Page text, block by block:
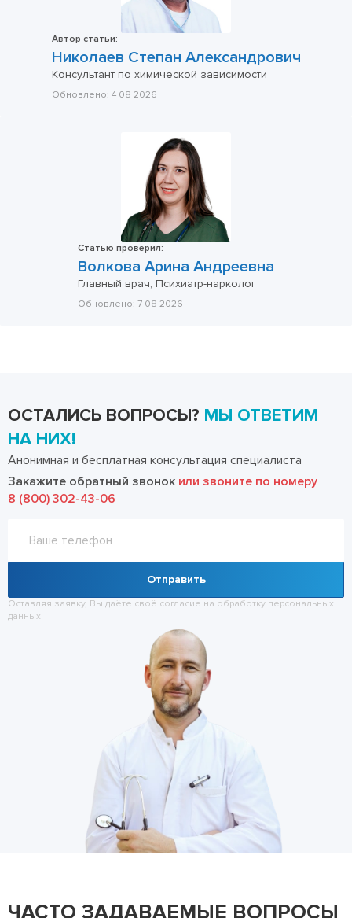
Автор статьи:
Николаев Степан Александрович
Консультант по химической зависимости
Обновлено: 4 08 2026
Статью проверил:
Волкова Арина Андреевна
Главный врач, Психиатр-нарколог
Обновлено: 7 08 2026
ОСТАЛИСЬ ВОПРОСЫ? МЫ ОТВЕТИМ
НА НИХ!
Анонимная и бесплатная консультация специалиста
Закажите обратный звонок или звоните по номеру
8 (800) 302-43-06
Отправить
Оставляя заявку, Вы даёте своё согласие на обработку персональных
данных
ЧАСТО ЗАДАВАЕМЫЕ ВОПРОСЫ